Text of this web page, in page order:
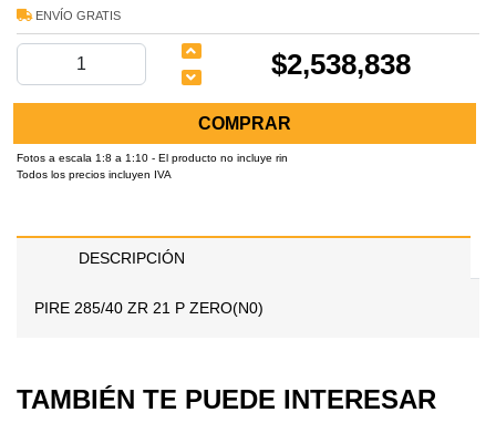
ENVÍO GRATIS
$2,538,838
COMPRAR
Fotos a escala 1:8 a 1:10 - El producto no incluye rin
Todos los precios incluyen IVA
DESCRIPCIÓN
PIRE 285/40 ZR 21 P ZERO(N0)
TAMBIÉN TE PUEDE INTERESAR